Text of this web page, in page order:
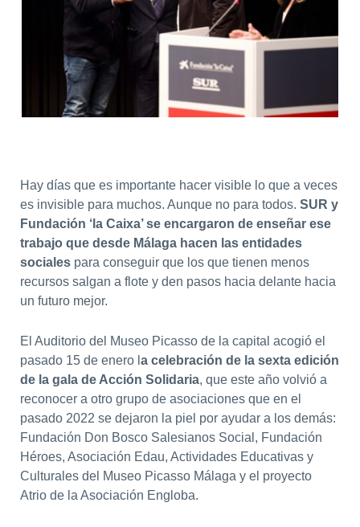
Hay días que es importante hacer visible lo que a veces
es invisible para muchos. Aunque no para todos. SUR y
Fundación ‘la Caixa’ se encargaron de enseñar ese
trabajo que desde Málaga hacen las entidades
socialespara conseguir que los que tienen menos
recursos salgan a flote y den pasos hacia delante hacia
un futuro mejor.
El Auditorio del Museo Picasso de la capital acogió el
pasado 15 de enero l a celebración de la sexta edición
de la gala de Acción Solidaria, que este año volvió a
reconocer a otro grupo de asociaciones que en el
pasado 2022 se dejaron la piel por ayudar a los demás:
Fundación Don Bosco Salesianos Social, Fundación
Héroes, Asociación Edau, Actividades Educativas y
Culturales del Museo Picasso Málaga y el proyecto
Atrio de la Asociación Engloba.